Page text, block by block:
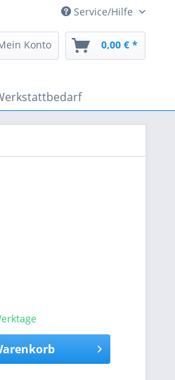
Service/Hilfe
Konto 0,00 € *